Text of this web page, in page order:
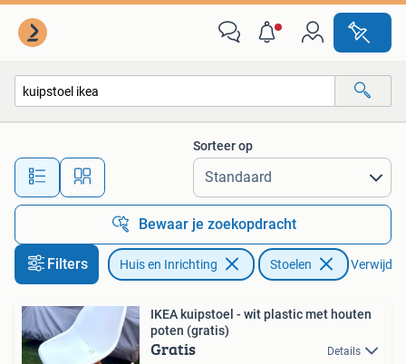
Alle afstanden…
Sorteer op
Bewaar je zoekopdracht
Filters Huis en Inrichting Stoelen
IKEA kuipstoel - wit plastic met houten
poten (gratis)
Gratis Details